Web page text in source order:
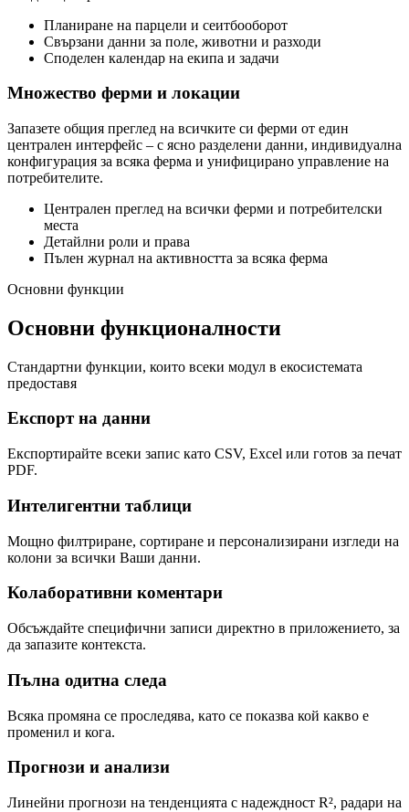
Планиране на парцели и сеитбооборот
Свързани данни за поле, животни и разходи
Споделен календар на екипа и задачи
Множество ферми и локации
Запазете общия преглед на всичките си ферми от един
централен интерфейс – с ясно разделени данни, индивидуална
конфигурация за всяка ферма и унифицирано управление на
потребителите.
Централен преглед на всички ферми и потребителски
места
Детайлни роли и права
Пълен журнал на активността за всяка ферма
Основни функции
Основни функционалности
Стандартни функции, които всеки модул в екосистемата
предоставя
Експорт на данни
Експортирайте всеки запис като CSV, Excel или готов за печат
PDF.
Интелигентни таблици
Мощно филтриране, сортиране и персонализирани изгледи на
колони за всички Ваши данни.
Колаборативни коментари
Обсъждайте специфични записи директно в приложението, за
да запазите контекста.
Пълна одитна следа
Всяка промяна се проследява, като се показва кой какво е
променил и кога.
Прогнози и анализи
Линейни прогнози на тенденцията с надеждност R², радари на